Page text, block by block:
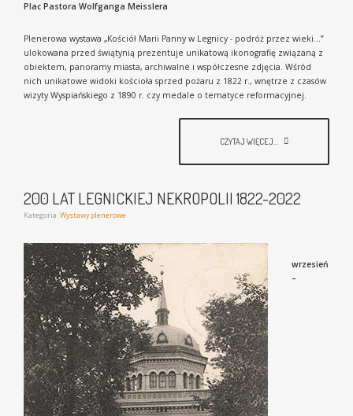
Plac Pastora Wolfganga Meisslera
Plenerowa wystawa „Kościół Marii Panny w Legnicy - podróż przez wieki…”
ulokowana przed świątynią prezentuje unikatową ikonografię związaną z
obiektem, panoramy miasta, archiwalne i współczesne zdjęcia. Wśród
nich unikatowe widoki kościoła sprzed pożaru z 1822 r., wnętrze z czasów
wizyty Wyspiańskiego z 1890 r. czy medale o tematyce reformacyjnej.
CZYTAJ WIĘCEJ...
200 LAT LEGNICKIEJ NEKROPOLII 1822-2022
Kategoria:Wystawy plenerowe
wrzesień
–